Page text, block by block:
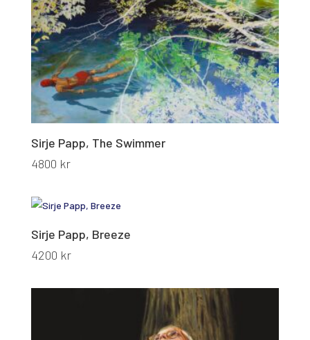
Sirje Papp, The Swimmer
4800 kr
Sirje Papp, Breeze
4200 kr